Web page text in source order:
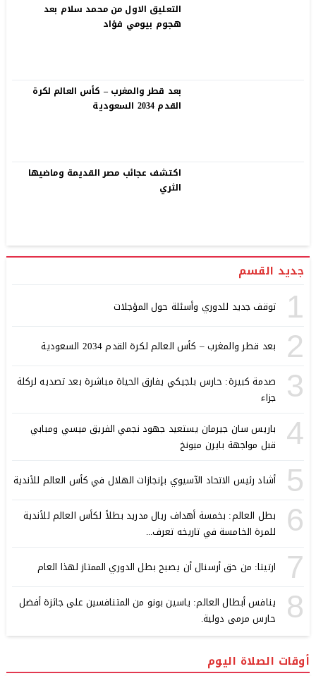
التعليق الاول من محمد سلام بعد
هجوم بيومي فؤاد
بعد قطر والمغرب – كأس العالم لكرة
القدم 2034 السعودية
اكتشف عجائب مصر القديمة وماضيها
الثري
جديد القسم
1 توقف جديد للدوري وأسئلة حول المؤجلات
2 بعد قطر والمغرب – كأس العالم لكرة القدم 2034 السعودية
3
صدمة كبيرة: حارس بلجيكي يفارق الحياة مباشرة بعد تصديه لركلة
جزاء
4
باريس سان جيرمان يستعيد جهود نجمي الفريق ميسي ومبابي
قبل مواجهة بايرن ميونخ
5 أشاد رئيس الاتحاد الآسيوي بإنجازات الهلال في كأس العالم للأندية
6
بطل العالم: بخمسة أهداف ريال مدريد بطلاً لكأس العالم للأندية
للمرة الخامسة في تاريخه تعرف...
7 ارتيتا: من حق أرسنال أن يصبح بطل الدوري الممتاز لهذا العام
8
ينافس أبطال العالم: ياسين بونو من المتنافسين على جائزة أفضل
حارس مرمى دولية.
أوقات الصلاة اليوم